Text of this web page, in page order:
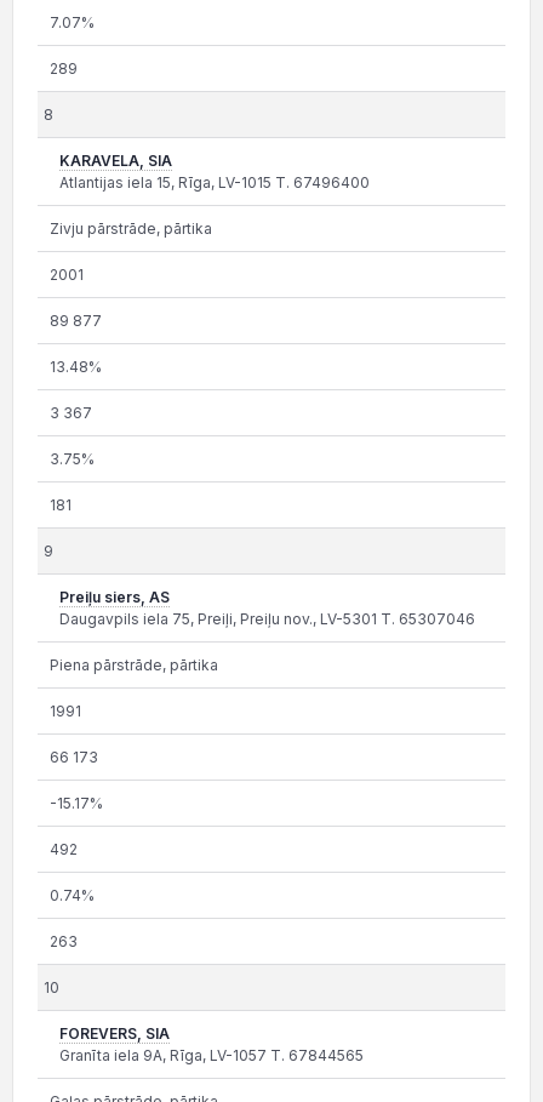
7.07%
289
8
KARAVELA, SIA
Atlantijas iela 15, Rīga, LV-1015 T. 67496400
Zivju pārstrāde, pārtika
2001
89 877
13.48%
3 367
3.75%
181
9
Preiļu siers, AS
Daugavpils iela 75, Preiļi, Preiļu nov., LV-5301 T. 65307046
Piena pārstrāde, pārtika
1991
66 173
-15.17%
492
0.74%
263
10
FOREVERS, SIA
Granīta iela 9A, Rīga, LV-1057 T. 67844565